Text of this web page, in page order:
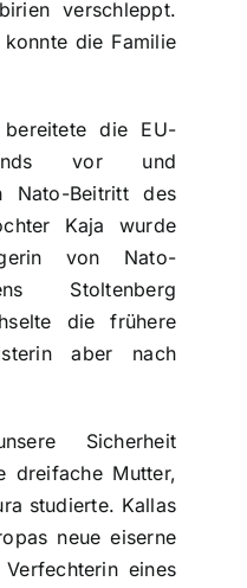
verschleppt.
die Familie
die EU-
vor und
Nato-Beitritt des
Kaja wurde
von Nato-
Stoltenberg
die frühere
aber nach
Sicherheit
dreifache Mutter,
studierte. Kallas
neue eiserne
eines